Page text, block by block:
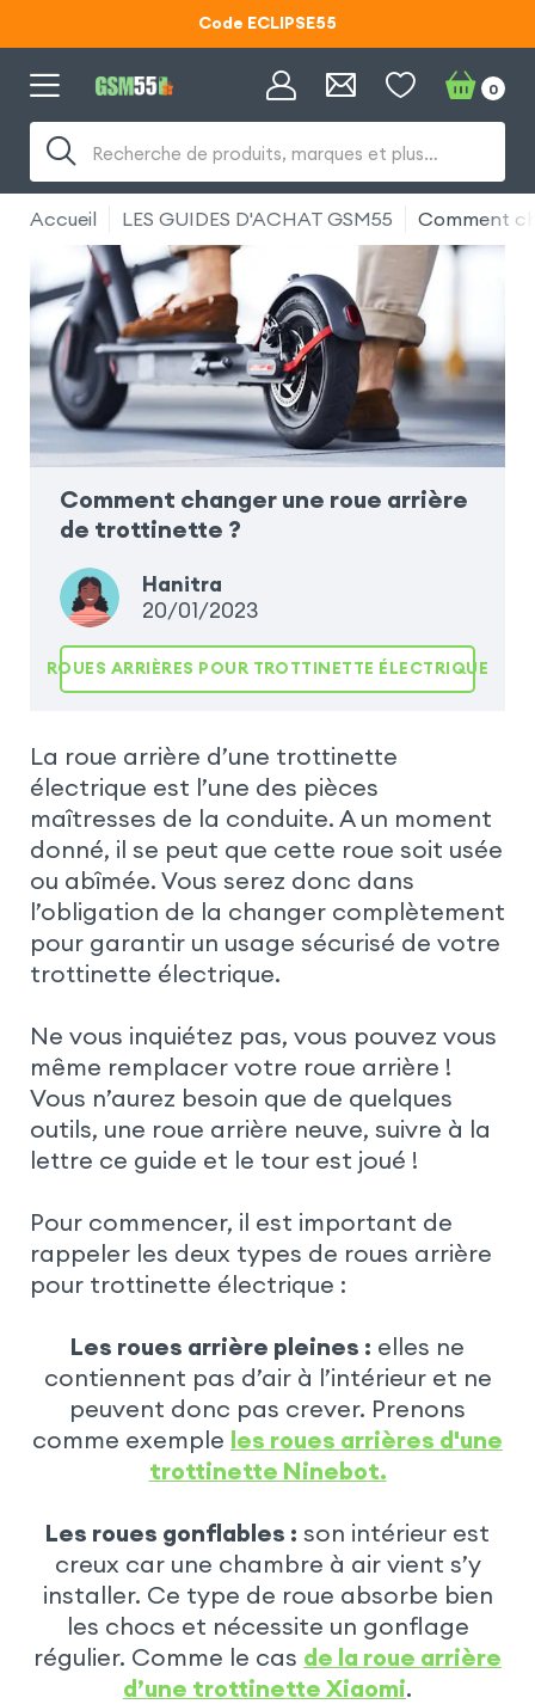
Code ECLIPSE55
Recherche de produits, marques et plus…
0
Accueil LES GUIDES D'ACHAT GSM55 Comment
Comment changer une roue arrière
de trottinette ?
Hanitra
20/01/2023
ROUES ARRIÈRES POUR TROTTINETTE ÉLECTRIQUE
La roue arrière d’une trottinette
électrique est l’une des pièces
maîtresses de la conduite. A un moment
donné, il se peut que cette roue soit usée
ou abîmée. Vous serez donc dans
l’obligation de la changer complètement
pour garantir un usage sécurisé de votre
trottinette électrique.
Ne vous inquiétez pas, vous pouvez vous
même remplacer votre roue arrière !
Vous n’aurez besoin que de quelques
outils, une roue arrière neuve, suivre à la
lettre ce guide et le tour est joué !
Pour commencer, il est important de
rappeler les deux types de roues arrière
pour trottinette électrique :
Les roues arrière pleines : elles ne
contiennent pas d’air à l’intérieur et ne
peuvent donc pas crever. Prenons
comme exemple les roues arrières d'une
trottinette Ninebot.
Les roues gonflables : son intérieur est
creux car une chambre à air vient s’y
installer. Ce type de roue absorbe bien
les chocs et nécessite un gonflage
régulier. Comme le cas de la roue arrière
d’une trottinette Xiaomi.